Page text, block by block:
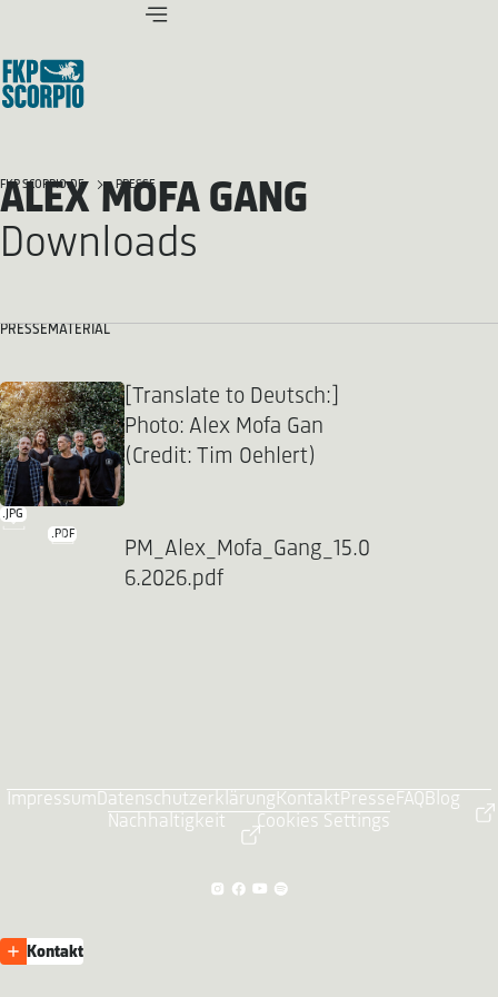
FKP SCORPIO.DE PRESSE
ALEX MOFA GANG
Downloads
PRESSEMATERIAL
.JPG
[Translate to Deutsch:]
Photo: Alex Mofa Gan
(Credit: Tim Oehlert)
.PDF
PM_Alex_Mofa_Gang_15.0
6.2026.pdf
ImpressumDatenschutzerklärungKontaktPresse FAQBlog
Nachhaltigkeit
Cookies Settings
Kontakt